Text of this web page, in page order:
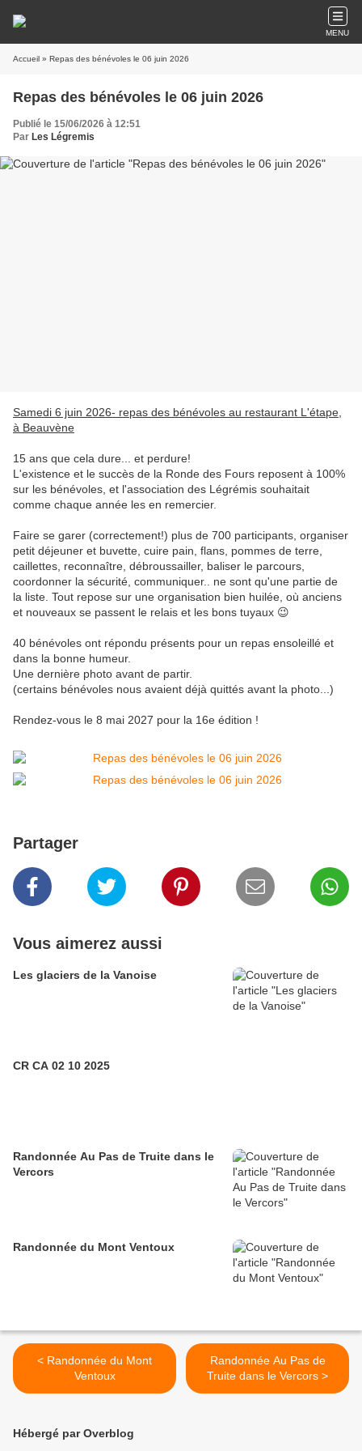
MENU
Accueil » Repas des bénévoles le 06 juin 2026
Repas des bénévoles le 06 juin 2026
Publié le 15/06/2026 à 12:51
Par Les Légremis
Samedi 6 juin 2026- repas des bénévoles au restaurant L'étape,
à Beauvène
15 ans que cela dure... et perdure!
L'existence et le succès de la Ronde des Fours reposent à 100%
sur les bénévoles, et l'association des Légrémis souhaitait
comme chaque année les en remercier.
Faire se garer (correctement!) plus de 700 participants, organiser
petit déjeuner et buvette, cuire pain, flans, pommes de terre,
caillettes, reconnaître, débroussailler, baliser le parcours,
coordonner la sécurité, communiquer.. ne sont qu'une partie de
la liste. Tout repose sur une organisation bien huilée, où anciens
et nouveaux se passent le relais et les bons tuyaux 😉
40 bénévoles ont répondu présents pour un repas ensoleillé et
dans la bonne humeur.
Une dernière photo avant de partir.
(certains bénévoles nous avaient déjà quittés avant la photo...)
Rendez-vous le 8 mai 2027 pour la 16e édition !
Partager
Vous aimerez aussi
Les glaciers de la Vanoise
CR CA 02 10 2025
Randonnée Au Pas de Truite dans le
Vercors
Randonnée du Mont Ventoux
< Randonnée du Mont
Ventoux
Randonnée Au Pas de
Truite dans le Vercors >
Hébergé par Overblog